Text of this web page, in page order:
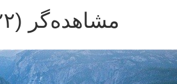
مشاهده‌گر (۲۲)